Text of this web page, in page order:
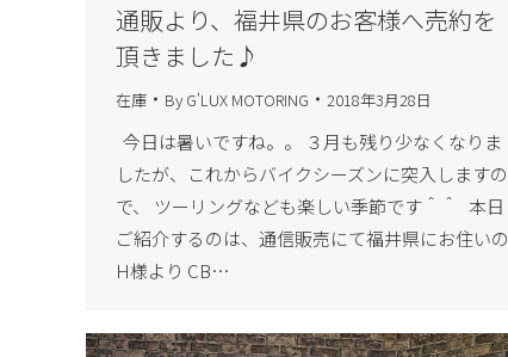
通販より、福井県のお客様へ売約を
頂きました♪
在庫 By G'LUX MOTORING 2018年3月28日
今日は暑いですね。。 ３月も残り少なくなりま
したが、これからバイクシーズンに突入しますの
で、 ツーリングなども楽しい季節です＾＾ 本日
ご紹介するのは、通信販売にて福井県にお住いの
H様より CB…